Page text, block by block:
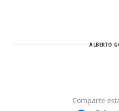
ALBERTO
Comparte